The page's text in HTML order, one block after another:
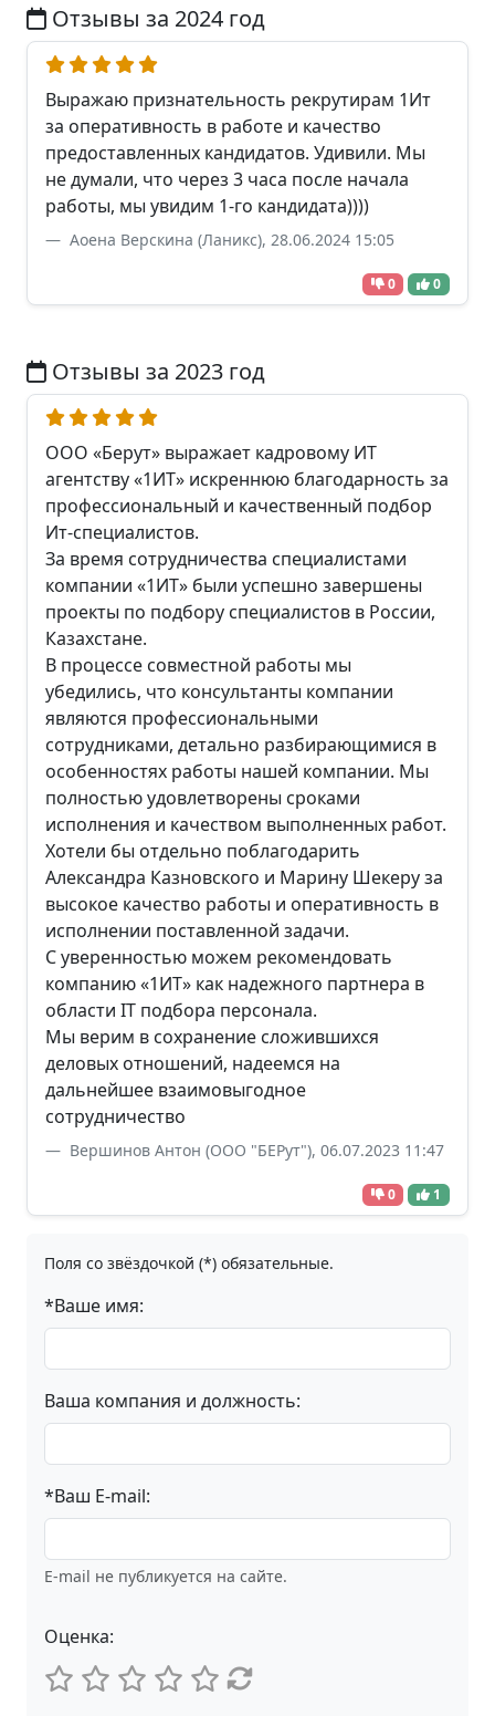
Отзывы за 2024 год
Выражаю признательность рекрутирам 1Ит
за оперативность в работе и качество
предоставленных кандидатов. Удивили. Мы
не думали, что через 3 часа после начала
работы, мы увидим 1-го кандидата))))
Аоена Верскина (Ланикс), 28.06.2024 15:05
0 0
Отзывы за 2023 год
ООО «Берут» выражает кадровому ИТ
агентству «1ИТ» искреннюю благодарность за
профессиональный и качественный подбор
Ит-специалистов.
За время сотрудничества специалистами
компании «1ИТ» были успешно завершены
проекты по подбору специалистов в России,
Казахстане.
В процессе совместной работы мы
убедились, что консультанты компании
являются профессиональными
сотрудниками, детально разбирающимися в
особенностях работы нашей компании. Мы
полностью удовлетворены сроками
исполнения и качеством выполненных работ.
Хотели бы отдельно поблагодарить
Александра Казновского и Марину Шекеру за
высокое качество работы и оперативность в
исполнении поставленной задачи.
С уверенностью можем рекомендовать
компанию «1ИТ» как надежного партнера в
области IT подбора персонала.
Мы верим в сохранение сложившихся
деловых отношений, надеемся на
дальнейшее взаимовыгодное
сотрудничество
Вершинов Антон (ООО "БЕРут"), 06.07.2023 11:47
0 1
Поля со звёздочкой (*) обязательные.
*Ваше имя:
Ваша компания и должность:
*Ваш E-mail:
E-mail не публикуется на сайте.
Оценка: